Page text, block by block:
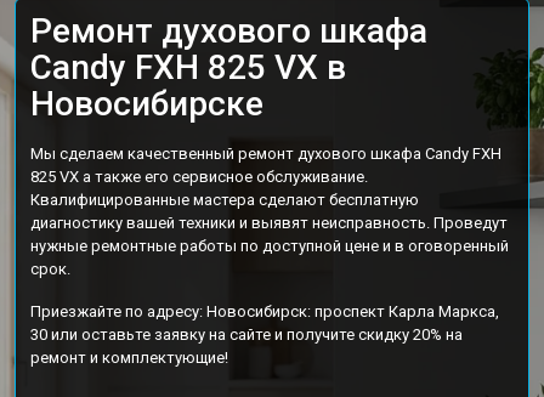
Ремонт духового шкафа
Candy FXH 825 VX в
Новосибирске
Мы сделаем качественный ремонт духового шкафа Candy FXH
825 VX а также его сервисное обслуживание.
Квалифицированные мастера сделают бесплатную
диагностику вашей техники и выявят неисправность. Проведут
нужные ремонтные работы по доступной цене и в оговоренный
срок.
Приезжайте по адресу: Новосибирск: проспект Карла Маркса,
30 или оставьте заявку на сайте и получите скидку 20% на
ремонт и комплектующие!